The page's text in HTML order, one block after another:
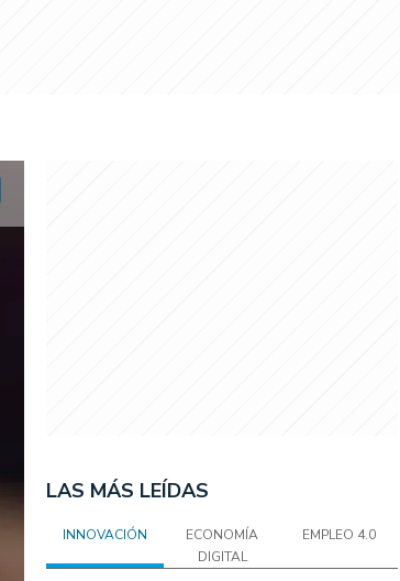
LAS MÁS LEÍDAS
INNOVACIÓN
ECONOMÍA
DIGITAL
EMPLEO 4.0